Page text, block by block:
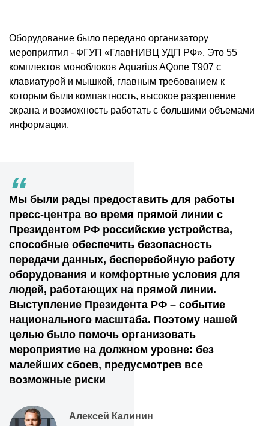
Оборудование было передано организатору
мероприятия - ФГУП «ГлавНИВЦ УДП РФ». Это 55
комплектов моноблоков Aquarius AQone T907 с
клавиатурой и мышкой, главным требованием к
которым были компактность, высокое разрешение
экрана и возможность работать с большими объемами
информации.
“
Мы были рады предоставить для работы
пресс-центра во время прямой линии с
Президентом РФ российские устройства,
способные обеспечить безопасность
передачи данных, бесперебойную работу
оборудования и комфортные условия для
людей, работающих на прямой линии.
Выступление Президента РФ – событие
национального масштаба. Поэтому нашей
целью было помочь организовать
мероприятие на должном уровне: без
малейших сбоев, предусмотрев все
возможные риски
Алексей Калинин